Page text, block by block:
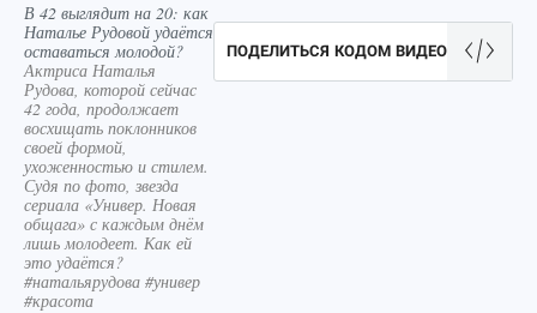
В 42 выглядит на 20: как
Наталье Рудовой удаётся
оставаться молодой?
Актриса Наталья
Рудова, которой сейчас
42 года, продолжает
восхищать поклонников
своей формой,
ухоженностью и стилем.
Судя по фото, звезда
сериала «Универ. Новая
общага» с каждым днём
лишь молодеет. Как ей
это удаётся?
#натальярудова #универ
#красота
ПОДЕЛИТЬСЯ КОДОМ ВИДЕО